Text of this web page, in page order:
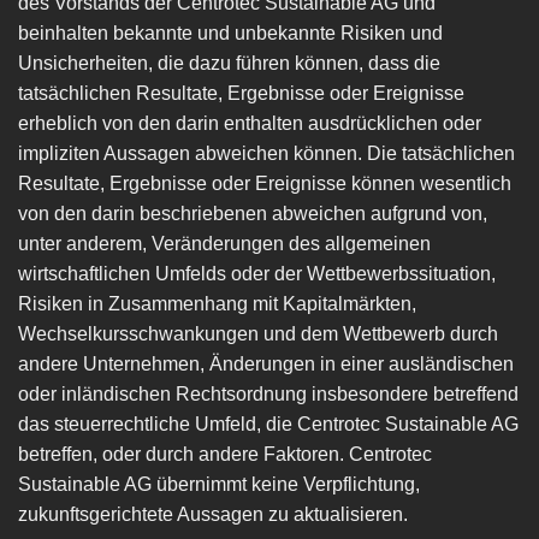
beinhalten bekannte und unbekannte Risiken und
Unsicherheiten, die dazu führen können, dass die
tatsächlichen Resultate, Ergebnisse oder Ereignisse
erheblich von den darin enthalten ausdrücklichen oder
impliziten Aussagen abweichen können. Die tatsächlichen
Resultate, Ergebnisse oder Ereignisse können wesentlich
von den darin beschriebenen abweichen aufgrund von,
unter anderem, Veränderungen des allgemeinen
wirtschaftlichen Umfelds oder der Wettbewerbssituation,
Risiken in Zusammenhang mit Kapitalmärkten,
Wechselkursschwankungen und dem Wettbewerb durch
andere Unternehmen, Änderungen in einer ausländischen
oder inländischen Rechtsordnung insbesondere betreffend
das steuerrechtliche Umfeld, die Centrotec Sustainable AG
betreffen, oder durch andere Faktoren. Centrotec
Sustainable AG übernimmt keine Verpflichtung,
zukunftsgerichtete Aussagen zu aktualisieren.